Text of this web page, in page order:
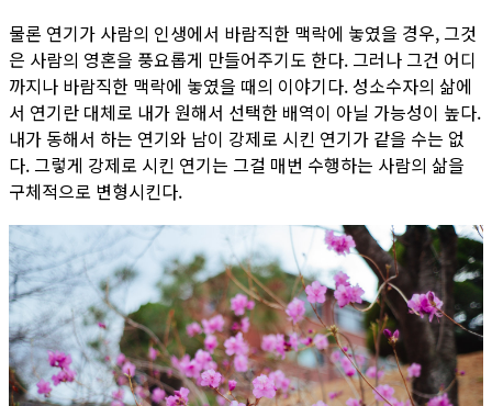
물론 연기가 사람의 인생에서 바람직한 맥락에 놓였을 경우, 그것
은 사람의 영혼을 풍요롭게 만들어주기도 한다. 그러나 그건 어디
까지나 바람직한 맥락에 놓였을 때의 이야기다. 성소수자의 삶에
서 연기란 대체로 내가 원해서 선택한 배역이 아닐 가능성이 높다.
내가 동해서 하는 연기와 남이 강제로 시킨 연기가 같을 수는 없
다. 그렇게 강제로 시킨 연기는 그걸 매번 수행하는 사람의 삶을
구체적으로 변형시킨다.